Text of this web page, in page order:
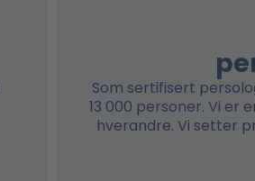
Som sertifisert
13 000 personer. Vi er
hverandre. Vi setter